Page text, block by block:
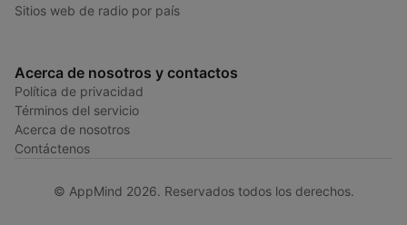
Sitios web de radio por país
Acerca de nosotros y contactos
Política de privacidad
Términos del servicio
Acerca de nosotros
Contáctenos
© AppMind 2026. Reservados todos los derechos.